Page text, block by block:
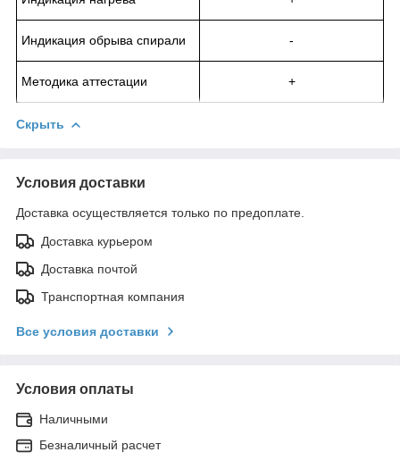
Индикация обрыва спирали -
Методика аттестации +
Скрыть
Условия доставки
Доставка осуществляется только по предоплате.
Доставка курьером
Доставка почтой
Транспортная компания
Все условия доставки
Условия оплаты
Наличными
Безналичный расчет